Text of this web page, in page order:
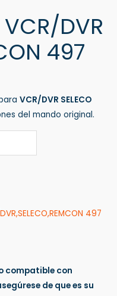
DVR
497
VCR/DVR SELECO
del mando original.
497
compatible con
de que es su